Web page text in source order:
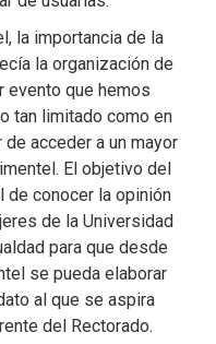
la importancia de la
la organización de
evento que hemos
tan limitado como en
acceder a un mayor
El objetivo del
de conocer la opinión
de la Universidad
para que desde
se pueda elaborar
al que se aspira
del Rectorado.